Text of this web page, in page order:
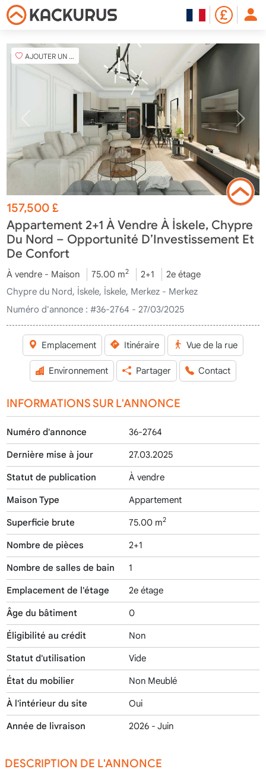
AJOUTER UN FAVORI
157,500£
Appartement 2+1 À Vendre À İskele, Chypre
Du Nord – Opportunité D’Investissement Et
De Confort
À vendre - Maison 75.00 m2 2+1
2e étage
Chypre du Nord, İskele, İskele, Merkez - Merkez
Numéro d'annonce : #36-2764 - 27/03/2025
Emplacement Itinéraire Vue de la rue
Environnement Partager Contact
INFORMATIONS SUR L'ANNONCE
Numéro d'annonce 36-2764
Dernière mise à jour 27.03.2025
Statut de publication À vendre
Maison Type Appartement
Superficie brute 75.00 m2
Nombre de pièces 2+1
Nombre de salles de bain 1
Emplacement de l'étage 2e étage
Âge du bâtiment 0
Éligibilité au crédit Non
Statut d'utilisation Vide
État du mobilier Non Meublé
À l'intérieur du site Oui
Année de livraison 2026 - Juin
DESCRIPTION DE L'ANNONCE